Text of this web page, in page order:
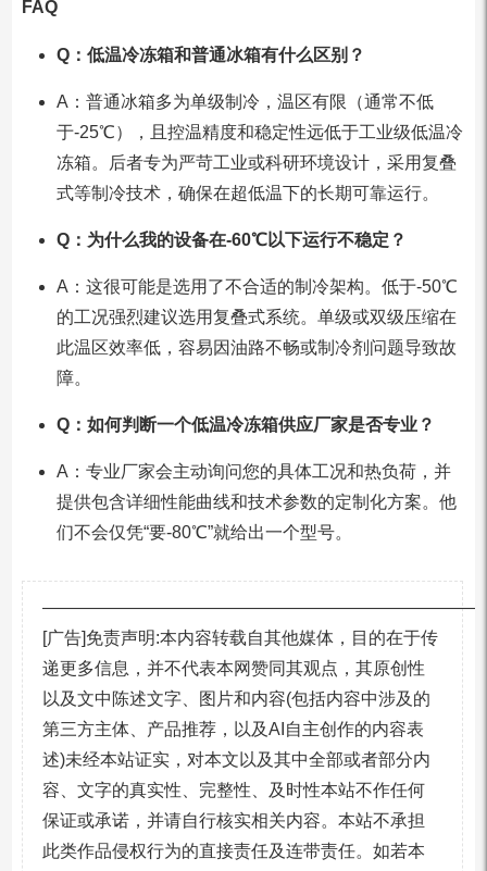
FAQ
Q：低温冷冻箱和普通冰箱有什么区别？
A：普通冰箱多为单级制冷，温区有限（通常不低
于-25℃），且控温精度和稳定性远低于工业级低温冷
冻箱。后者专为严苛工业或科研环境设计，采用复叠
式等制冷技术，确保在超低温下的长期可靠运行。
Q：为什么我的设备在-60℃以下运行不稳定？
A：这很可能是选用了不合适的制冷架构。低于-50℃
的工况强烈建议选用复叠式系统。单级或双级压缩在
此温区效率低，容易因油路不畅或制冷剂问题导致故
障。
Q：如何判断一个低温冷冻箱供应厂家是否专业？
A：专业厂家会主动询问您的具体工况和热负荷，并
提供包含详细性能曲线和技术参数的定制化方案。他
们不会仅凭“要-80℃”就给出一个型号。
[广告]免责声明:本内容转载自其他媒体，目的在于传
递更多信息，并不代表本网赞同其观点，其原创性
以及文中陈述文字、图片和内容(包括内容中涉及的
第三方主体、产品推荐，以及AI自主创作的内容表
述)未经本站证实，对本文以及其中全部或者部分内
容、文字的真实性、完整性、及时性本站不作任何
保证或承诺，并请自行核实相关内容。本站不承担
此类作品侵权行为的直接责任及连带责任。如若本